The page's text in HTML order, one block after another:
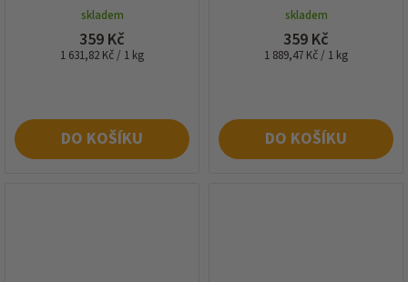
skladem
359 Kč
Měrná
1 631,82 Kč / 1 kg
DO KOŠÍKU
skladem
359 Kč
Měrná
1 889,47 Kč / 1 kg
DO KOŠÍKU